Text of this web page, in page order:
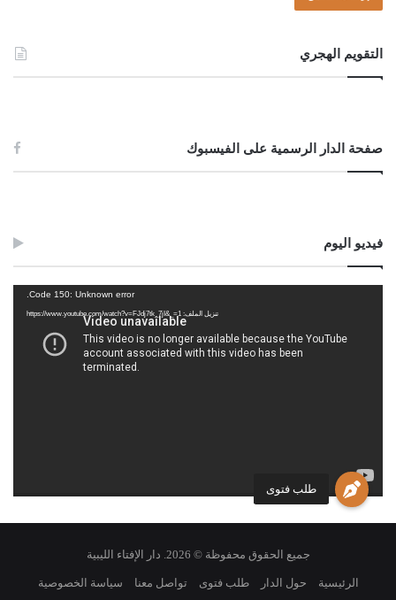
طلب فتوى
التقويم الهجري
صفحة الدار الرسمية على الفيسبوك
فيديو اليوم
Code 150: Unknown error.
تنزيل الملف: https://www.youtube.com/watch?v=FJdj7tk_7jI&_=1
جميع الحقوق محفوظة © 2026. دار الإفتاء الليبية
الرئيسية حول الدار طلب فتوى تواصل معنا سياسة الخصوصية